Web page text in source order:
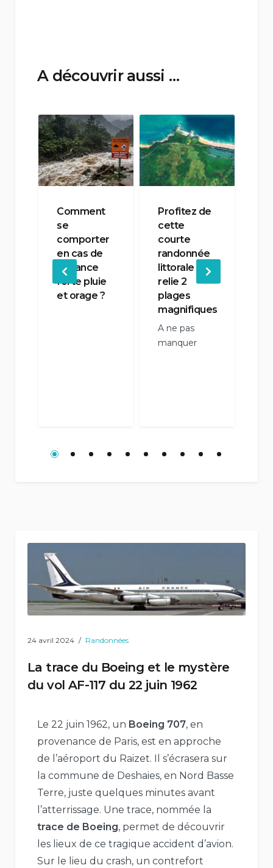
A découvrir aussi …
Comment
se
comporter
en cas de
vigilance
forte pluie
et orage ?
Profitez de
cette
courte
randonnée
littorale qui
relie 2
plages
magnifiques
A ne pas
manquer
24 avril 2024 Randonnées
La trace du Boeing et le mystère
du vol AF-117 du 22 juin 1962
Le 22 juin 1962, un Boeing 707, en
provenance de Paris, est en approche
de l’aéroport du Raizet. Il s’écrasera sur
la commune de Deshaies, en Nord Basse
Terre, juste quelques minutes avant
l’atterrissage. Une trace, nommée la
trace de Boeing, permet de découvrir
les lieux de ce tragique accident d’avion.
Sur le lieu du crash, un contrefort